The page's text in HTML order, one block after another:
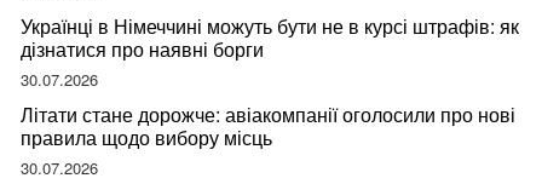
Українці в Німеччині можуть бути не в курсі штрафів: як
дізнатися про наявні борги
30.07.2026
Літати стане дорожче: авіакомпанії оголосили про нові
правила щодо вибору місць
30.07.2026